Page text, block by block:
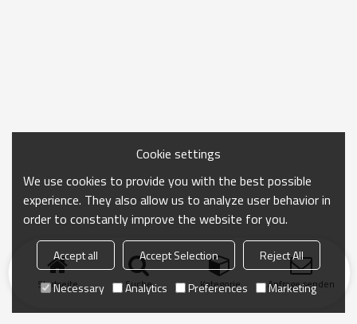
Startseite Suche Kategorie Anfrage senden
Cookie settings
We use cookies to provide you with the best possible
experience. They also allow us to analyze user behavior in
order to constantly improve the website for you.
Accept all Accept Selection
Reject All
Necessary
Analytics Preferences Marketing